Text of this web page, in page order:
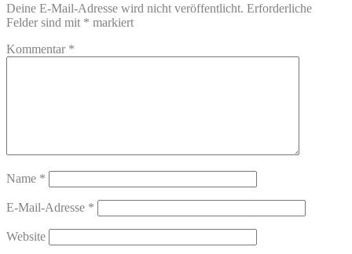
Deine E-Mail-Adresse wird nicht veröffentlicht. Erforderliche
Felder sind mit * markiert
Kommentar *
Name *
E-Mail-Adresse *
Website